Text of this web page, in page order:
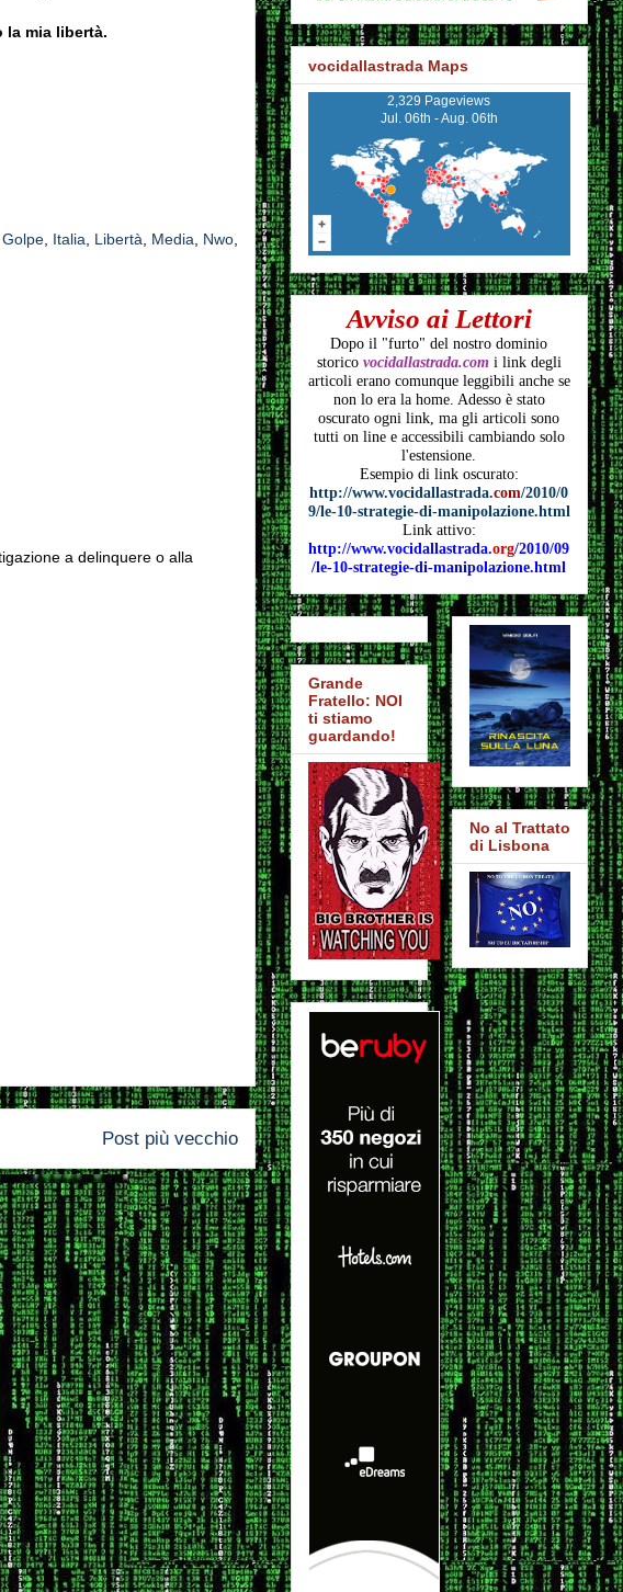
mia libertà.
Golpe, Italia Libertà Media Nwo,
a delinquere o alla
Post più vecchio
vocidallastrada Maps
2,329 Pageviews
Jul. 06th - Aug. 06th
Avviso ai Lettori
Dopo il "furto" del nostro dominio
storico vocidallastrada.comi link degli
articoli erano comunque leggibili anche se
non lo era la home. Adesso è stato
oscurato ogni link, ma gli articoli sono
tutti on line e accessibili cambiando solo
l'estensione.
Esempio di link oscurato:
http://www.vocidallastrada.com/2010/0
9/le-10-strategie-di-manipolazione.html
Link attivo:
http://www.vocidallastrada.org/2010/09
/le-10-strategie-di-manipolazione.html
Grande
Fratello: NOI
ti stiamo
guardando!
No al Trattato
di Lisbona